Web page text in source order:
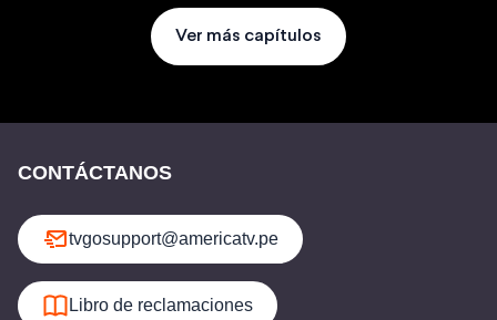
Ver más capítulos
CONTÁCTANOS
tvgosupport@americatv.pe
Libro de reclamaciones